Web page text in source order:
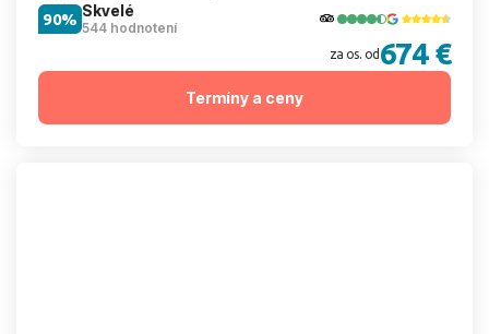
Skvelé
544 hodnotení
90%
za os. od 674 €
Termíny a ceny